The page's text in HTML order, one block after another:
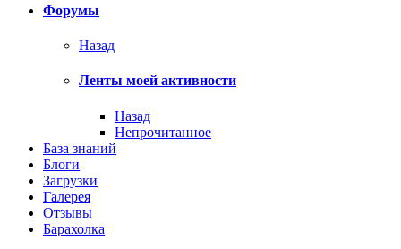
Форумы
Назад
Ленты моей активности
Назад
Непрочитанное
База знаний
Блоги
Загрузки
Галерея
Отзывы
Барахолка